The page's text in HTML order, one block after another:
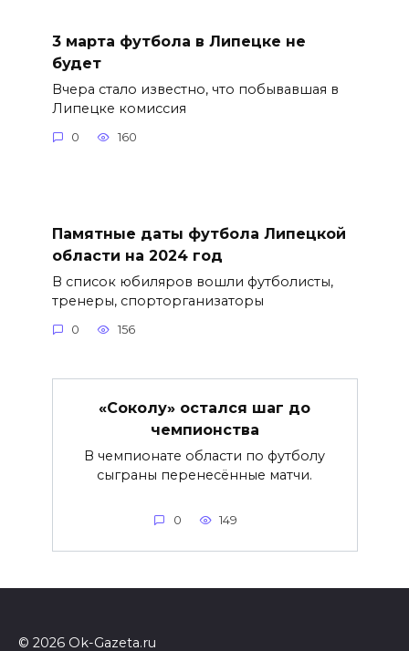
3 марта футбола в Липецке не
будет
Вчера стало известно, что побывавшая в
Липецке комиссия
0 160
Памятные даты футбола Липецкой
области на 2024 год
В список юбиляров вошли футболисты,
тренеры, спорторганизаторы
0 156
«Соколу» остался шаг до
чемпионства
В чемпионате области по футболу
сыграны перенесённые матчи.
0 149
© 2026 Ok-Gazeta.ru